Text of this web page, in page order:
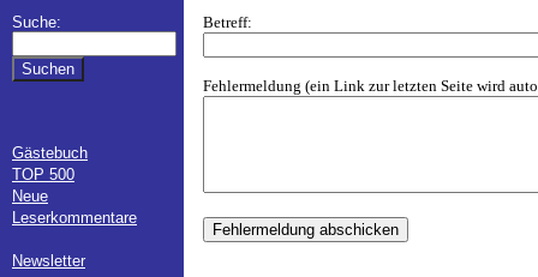
Suche:
Gästebuch
TOP 500
Neue
Leserkommentare
Newsletter
Betreff:
Fehlermeldung (ein Link zur letzten Seite wird
Fehlermeldung abschicken